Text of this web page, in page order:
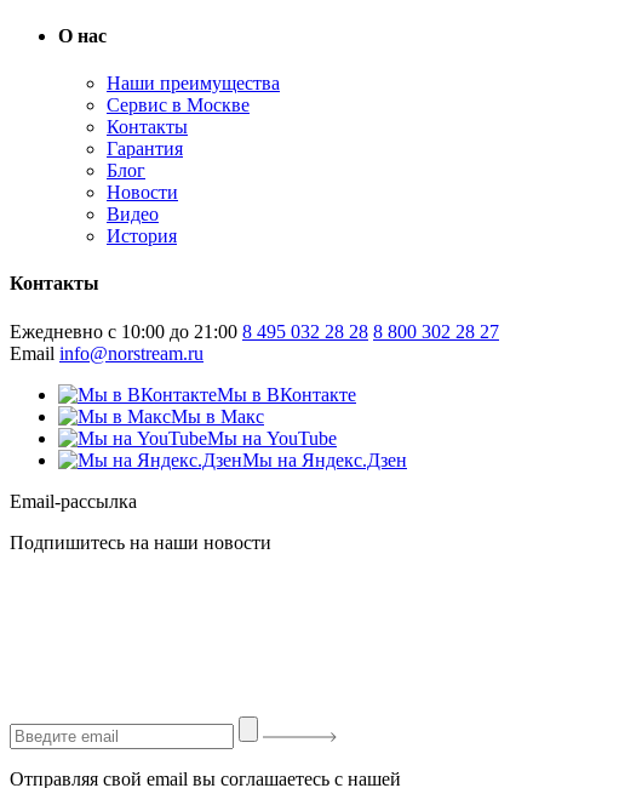
О нас
Наши преимущества
Сервис в Москве
Контакты
Гарантия
Блог
Новости
Видео
История
Контакты
Ежедневно с 10:00 до 21:00 8 495 032 28 28 8 800 302 28 27
Email info@norstream.ru
Мы в ВКонтакте
Мы в Макс
Мы на YouTube
Мы на Яндекс.Дзен
Email-рассылка
Подпишитесь на наши новости
Отправляя свой email вы соглашаетесь с нашей